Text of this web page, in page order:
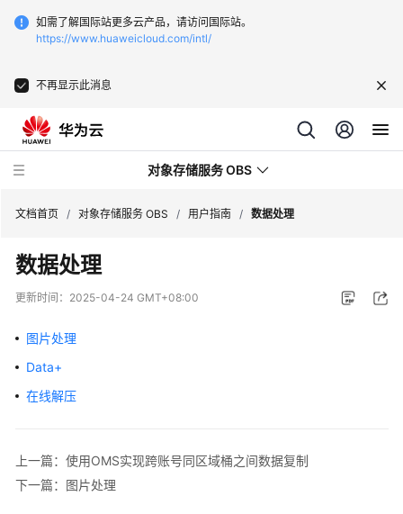
如需了解国际站更多云产品，请访问国际站。
https://www.huaweicloud.com/intl/
不再显示此消息
对象存储服务 OBS
最
新
态
服
务
产
品
文档首页 / 对象存储服务 OBS / 用户指南 / 数据处理
数据处理
更新时间： 2025-04-24 GMT+08:00
图片处理
Data+
在线解压
上一篇：使用OMS实现跨账号同区域桶之间数据复制
下一篇：图片处理